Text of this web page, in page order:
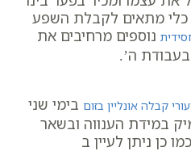
כלי מתאים לקבלת השפע
נוספים מרחיבים את
בעבודת ה’.
קבלה אונליין בזום בימי שני
20:30, להעמיק במידת הענווה ובשאר
כן ניתן לעיין ב